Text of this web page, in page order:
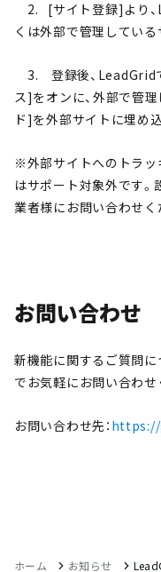
2. [サイト登録]より、
くは外部で管理してい
3. 登録後、LeadGrid
ス]をオンに、外部で管
ド]を外部サイトに埋め
※外部サイトへのトラッ
はサポート対象外です
業者様にお問い合わせく
お問い合わせ
新機能に関するご質問に
でお気軽にお問い合わせ
お問い合わせ先：
ホーム お知らせ